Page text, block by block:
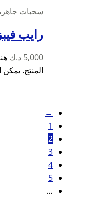
سحبات
رايب فيبز 40000 سحبة
5,000 د.ك
المنتج.
→
1
2
3
4
5
…